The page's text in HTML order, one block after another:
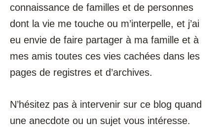
connaissance de familles et de personnes
dont la vie me touche ou m’interpelle, et j’ai
eu envie de faire partager à ma famille et à
mes amis toutes ces vies cachées dans les
pages de registres et d’archives.
N’hésitez pas à intervenir sur ce blog quand
une anecdote ou un sujet vous intéresse.